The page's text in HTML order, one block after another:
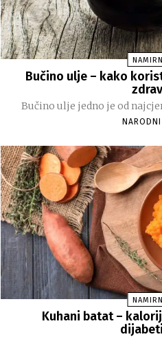
Bučino ulje – kako
Bučino ulje jedno je od
Kuhani batat –